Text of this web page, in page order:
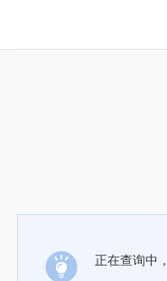
正在查询中